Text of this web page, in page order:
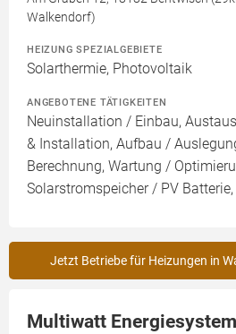
Walkendorf)
HEIZUNG SPEZIALGEBIETE
Solarthermie, Photovoltaik
ANGEBOTENE TÄTIGKEITEN
Neuinstallation / Einbau,
& Installation, Aufbau /
Berechnung, Wartung /
Solarstromspeicher / PV
Jetzt Betriebe für Heizungen in
Multiwatt